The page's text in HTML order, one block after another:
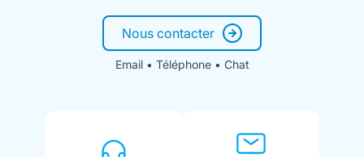
Nous contacter
Email • Téléphone • Chat